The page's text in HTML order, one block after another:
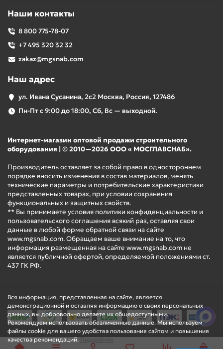
Вся информация, представленная на сайте, является
демонстрационной и оставляя информацию о своих персональных
данных, вы добровольно делаете их общедоступными.
Рекомендуем использовать обезличенные данные. Мы используем
файлы cookie для вашего удобства пользования сайтом и повышения
качества рекомендаций.Подробнее
Наши контакты
8 800 775-78-07
+7 495 320 32 32
zakaz@mgsnab.com
Наш адрес
ул. Ивана Сусанина, 2с2 Москва, Россия, 127486
Пн-Пт с 9:00 до 18:00, Сб, Вс — выходной.
Интернет-магазин оптовой продажи строительного
оборудования | © 2010—2026 ООО « МОСГЛАВСНАБ».
Производитель оставляет за собой право в одностороннем
порядке вносить изменения в состав материалов, менять
технические параметры и потребительские характеристики
представленных товарах, при условии сохранения
функциональных и защитных свойств.
** Вы принимаете условия политики конфиденциальности и
пользовательского соглашения всякий раз, оставляя свои
данные в любой форме обратной связи на сайте
www.mgsnab.com. Обращаем ваше внимание на то, что
информация размещенная на сайте www.mgsnab.com не
является публичной офертой, определяемой положениями ст.
437 ГК РФ.